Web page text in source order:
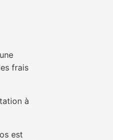
frais
à
est